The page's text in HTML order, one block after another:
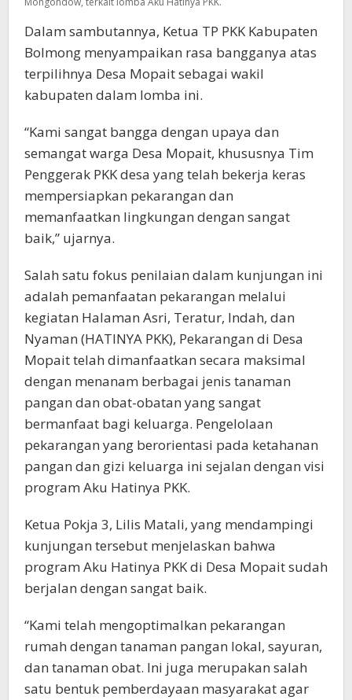
Dalam sambutannya, Ketua TP PKK Kabupaten
Bolmong menyampaikan rasa bangganya atas
terpilihnya Desa Mopait sebagai wakil
kabupaten dalam lomba ini.
“Kami sangat bangga dengan upaya dan
semangat warga Desa Mopait, khususnya Tim
Penggerak PKK desa yang telah bekerja keras
mempersiapkan pekarangan dan
memanfaatkan lingkungan dengan sangat
baik,” ujarnya.
Salah satu fokus penilaian dalam kunjungan ini
adalah pemanfaatan pekarangan melalui
kegiatan Halaman Asri, Teratur, Indah, dan
Nyaman (HATINYA PKK), Pekarangan di Desa
Mopait telah dimanfaatkan secara maksimal
dengan menanam berbagai jenis tanaman
pangan dan obat-obatan yang sangat
bermanfaat bagi keluarga. Pengelolaan
pekarangan yang berorientasi pada ketahanan
pangan dan gizi keluarga ini sejalan dengan visi
program Aku Hatinya PKK.
Ketua Pokja 3, Lilis Matali, yang mendampingi
kunjungan tersebut menjelaskan bahwa
program Aku Hatinya PKK di Desa Mopait sudah
berjalan dengan sangat baik.
“Kami telah mengoptimalkan pekarangan
rumah dengan tanaman pangan lokal, sayuran,
dan tanaman obat. Ini juga merupakan salah
satu bentuk pemberdayaan masyarakat agar